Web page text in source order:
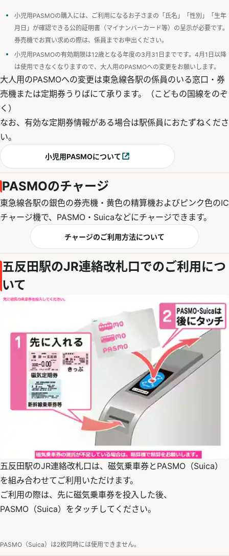
小児用PASMOの購入には、ご利用になるお子さまの「氏名」「性別」「生年
月日」が確認できる公的証明書（マイナンバーカード等）の呈示が必要です。
券売機でお買い求めの際は、係員までお申出ください。
小児用PASMOの有効期限は12歳となる年度の3月31日までです。4月1日以降
は使用できなくなりますので、大人用のPASMOへの変更をお願いします。
大人用のPASMOへの変更は東急線各駅の係員のいる窓口・券
売機または定期券うりばにて承ります。（こどもの国線をのぞ
く）
なお、有効な定期券情報がある場合は駅係員におたずねくださ
い。
小児用PASMOについて
別ウィンドウで開く
PASMOのチャージ
東急線各駅の銀色の券売機・黄色の精算機およびピンク色のIC
チャージ機で、PASMO・Suicaなどにチャージできます。
チャージのご利用方法について
五反田駅のJR連絡改札口でのご利用につ
いて
五反田駅のJR連絡改札口は、磁気乗車券とPASMO（Suica）
を組み合わせてご利用いただけます。
ご利用の際は、先に磁気乗車券を投入した後、
PASMO（Suica）をタッチしてください。
PASMO（Suica）は2枚同時には使用できません。